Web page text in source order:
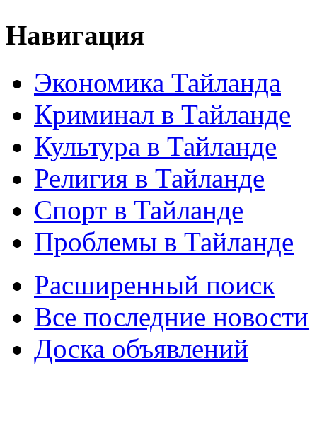
Навигация
Экономика Тайланда
Криминал в Тайланде
Культура в Тайланде
Религия в Тайланде
Спорт в Тайланде
Проблемы в Тайланде
Расширенный поиск
Все последние новости
Доска объявлений